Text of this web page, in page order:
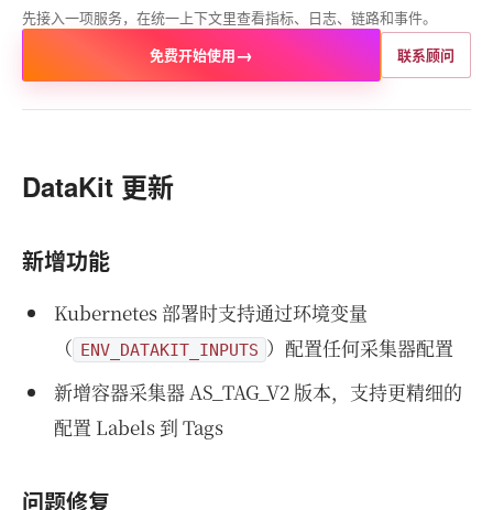
先接入一项服务，在统一上下文里查看指标、日志、链路和事件。
免费开始使用→ 联系顾问
DataKit 更新
新增功能
Kubernetes 部署时支持通过环境变量
（ ENV_DATAKIT_INPUTS ）配置任何采集器配置
新增容器采集器 AS_TAG_V2 版本，支持更精细的
配置 Labels 到 Tags
问题修复